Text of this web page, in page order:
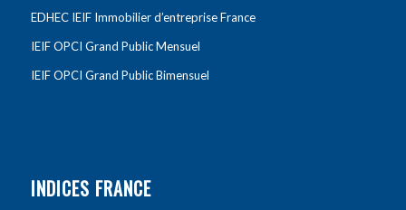
EDHEC IEIF Immobilier d’entreprise France
IEIF OPCI Grand Public Mensuel
IEIF OPCI Grand Public Bimensuel
INDICES FRANCE